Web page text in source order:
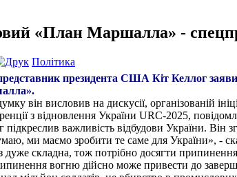
«План Маршалла» -
Політика
президента США Кіт Келлог
він висловив на дискусії, організованій
з відновлення України URC-2025,
підкреслив важливість відбудови України.
ми маємо зробити те саме для України», -
дуже складна, тож потрібно досягти
вогню дійсно може привести до